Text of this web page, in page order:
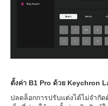
ตั้งค่า B1 Pro ด้วย Keychron
ปลดล็อกการปรับแต่งได้ไม่จำกั